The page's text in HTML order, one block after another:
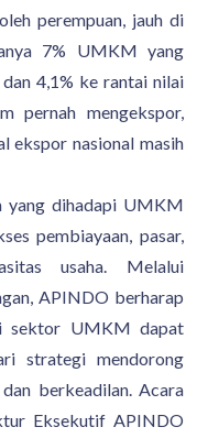
perempuan, jauh di
7% UMKM yang
4,1% ke rantai nilai
pernah mengekspor,
ekspor nasional masih
yang dihadapi UMKM
pembiayaan, pasar,
usaha. Melalui
APINDO berharap
sektor UMKM dapat
strategi mendorong
berkeadilan. Acara
Eksekutif APINDO